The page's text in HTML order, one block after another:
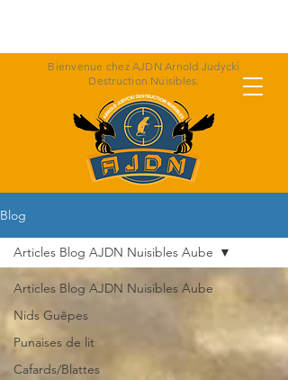
Bienvenue chez AJDN Arnold Judycki
Destruction Nuisibles.
Blog
Articles Blog AJDN Nuisibles Aube
Nids Guêpes
Punaises de lit
Cafards/Blattes
Articles Blog AJDN Nuisibles Aube